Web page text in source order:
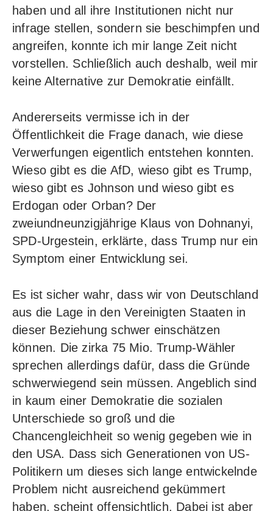
haben und all ihre Institutionen nicht nur
infrage stellen, sondern sie beschimpfen und
angreifen, konnte ich mir lange Zeit nicht
vorstellen. Schließlich auch deshalb, weil mir
keine Alternative zur Demokratie einfällt.
Andererseits vermisse ich in der
Öffentlichkeit die Frage danach, wie diese
Verwerfungen eigentlich entstehen konnten.
Wieso gibt es die AfD, wieso gibt es Trump,
wieso gibt es Johnson und wieso gibt es
Erdogan oder Orban? Der
zweiundneunzigjährige Klaus von Dohnanyi,
SPD-Urgestein, erklärte, dass Trump nur ein
Symptom einer Entwicklung sei.
Es ist sicher wahr, dass wir von Deutschland
aus die Lage in den Vereinigten Staaten in
dieser Beziehung schwer einschätzen
können. Die zirka 75 Mio. Trump-Wähler
sprechen allerdings dafür, dass die Gründe
schwerwiegend sein müssen. Angeblich sind
in kaum einer Demokratie die sozialen
Unterschiede so groß und die
Chancengleichheit so wenig gegeben wie in
den USA. Dass sich Generationen von US-
Politikern um dieses sich lange entwickelnde
Problem nicht ausreichend gekümmert
haben, scheint offensichtlich. Dabei ist aber